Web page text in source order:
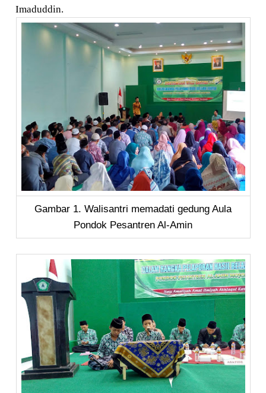
Imaduddin.
Gambar 1. Walisantri memadati gedung Aula
Pondok Pesantren Al-Amin